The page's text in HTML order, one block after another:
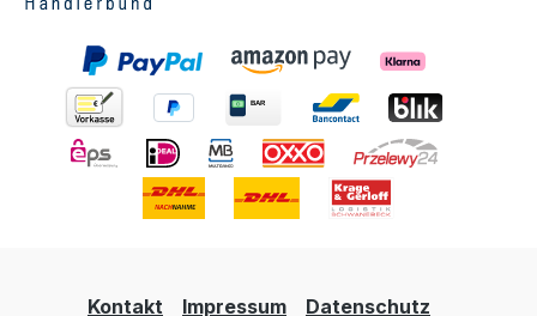
Kontakt Impressum Datenschutz